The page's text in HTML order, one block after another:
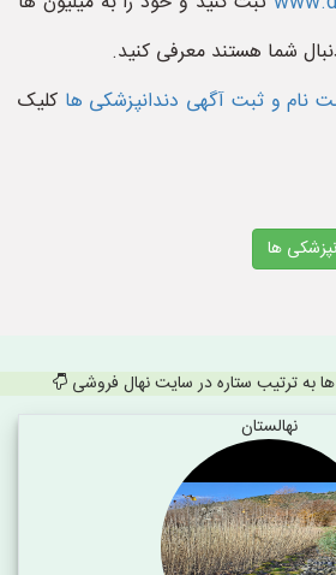
شما هستند معرفی کنید.
نام و ثبت آگهی دندانپزشکی ها کلیک
ها
به ترتیب ستاره در سایت نهال فروشی
نهالستان